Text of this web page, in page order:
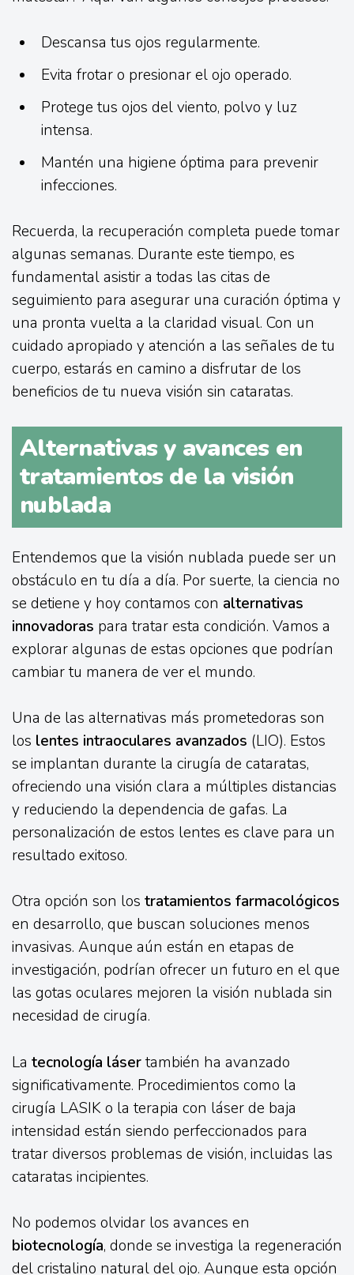
Descansa tus ojos regularmente.
Evita frotar o presionar el ojo operado.
Protege tus ojos del viento, polvo y luz
intensa.
Mantén una higiene óptima para prevenir
infecciones.
Recuerda, la recuperación completa puede tomar
algunas semanas. Durante este tiempo, es
fundamental asistir a todas las citas de
seguimiento para asegurar una curación óptima y
una pronta vuelta a la claridad visual. Con un
cuidado apropiado y atención a las señales de tu
cuerpo, estarás en camino a disfrutar de los
beneficios de tu nueva visión sin cataratas.
Alternativas y avances en
tratamientos de la visión
nublada
Entendemos que la visión nublada puede ser un
obstáculo en tu día a día. Por suerte, la ciencia no
se detiene y hoy contamos con alternativas
innovadoras para tratar esta condición. Vamos a
explorar algunas de estas opciones que podrían
cambiar tu manera de ver el mundo.
Una de las alternativas más prometedoras son
los lentes intraoculares avanzados (LIO). Estos
se implantan durante la cirugía de cataratas,
ofreciendo una visión clara a múltiples distancias
y reduciendo la dependencia de gafas. La
personalización de estos lentes es clave para un
resultado exitoso.
Otra opción son los tratamientos farmacológicos
en desarrollo, que buscan soluciones menos
invasivas. Aunque aún están en etapas de
investigación, podrían ofrecer un futuro en el que
las gotas oculares mejoren la visión nublada sin
necesidad de cirugía.
La tecnología lásertambién ha avanzado
significativamente. Procedimientos como la
cirugía LASIK o la terapia con láser de baja
intensidad están siendo perfeccionados para
tratar diversos problemas de visión, incluidas las
cataratas incipientes.
No podemos olvidar los avances en
biotecnología, donde se investiga la regeneración
del cristalino natural del ojo. Aunque esta opción